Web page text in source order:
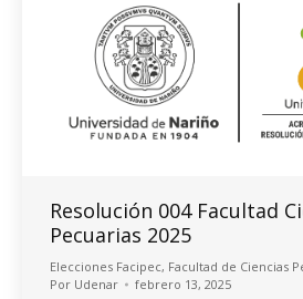
Resolución 004 Facultad
Pecuarias 2025
Elecciones Facipec, Facultad de Ciencias
Por Udenar febrero 13, 2025